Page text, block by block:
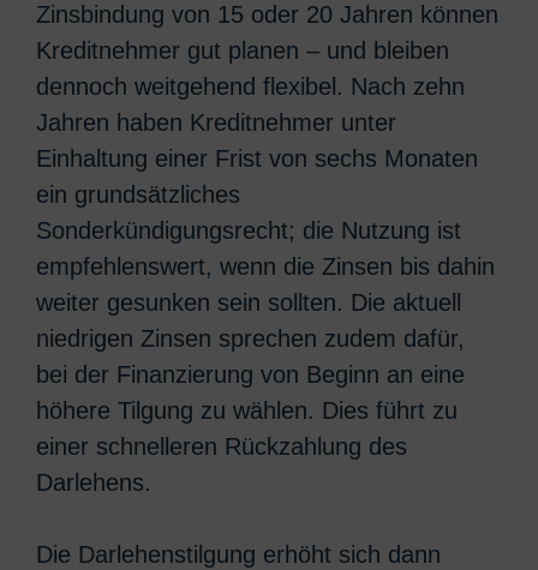
Zinsbindung von 15 oder 20 Jahren können
Kreditnehmer gut planen – und bleiben
dennoch weitgehend flexibel. Nach zehn
Jahren haben Kreditnehmer unter
Einhaltung einer Frist von sechs Monaten
ein grundsätzliches
Sonderkündigungsrecht; die Nutzung ist
empfehlenswert, wenn die Zinsen bis dahin
weiter gesunken sein sollten. Die aktuell
niedrigen Zinsen sprechen zudem dafür,
bei der Finanzierung von Beginn an eine
höhere Tilgung zu wählen. Dies führt zu
einer schnelleren Rückzahlung des
Darlehens.
Die Darlehenstilgung erhöht sich dann